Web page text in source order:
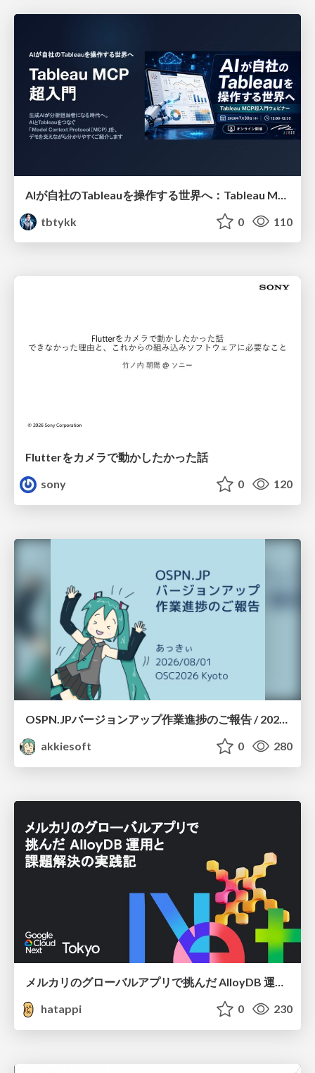
tbtykk
0 110
Flutterをカメラで動かしたかった話
sony
0 120
OSPN.JPバージョンアップ作業進捗のご報告 / 20260801-osc26kyoto
akkiesoft
0 280
hatappi
0 230